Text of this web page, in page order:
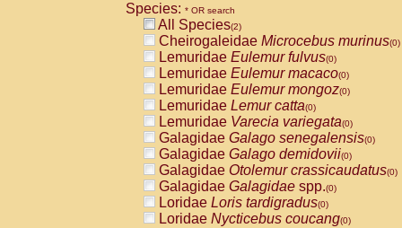
Species: * OR search
All Species(2)
Cheirogaleidae Microcebus murinus(0)
Lemuridae Eulemur fulvus(0)
Lemuridae Eulemur macaco(0)
Lemuridae Eulemur mongoz(0)
Lemuridae Lemur catta(0)
Lemuridae Varecia variegata(0)
Galagidae Galago senegalensis(0)
Galagidae Galago demidovii(0)
Galagidae Otolemur crassicaudatus(0)
Galagidae Galagidae spp.(0)
Loridae Loris tardigradus(0)
Loridae Nycticebus coucang(0)